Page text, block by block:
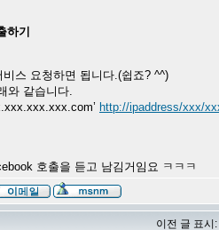
하기
스 요청하면 됩니다.(쉽죠? ^^)
와 같습니다.
http://ipaddress/xxx/
호출을 듣고 남김거임요 ㅋㅋㅋ
이전 글 표시: